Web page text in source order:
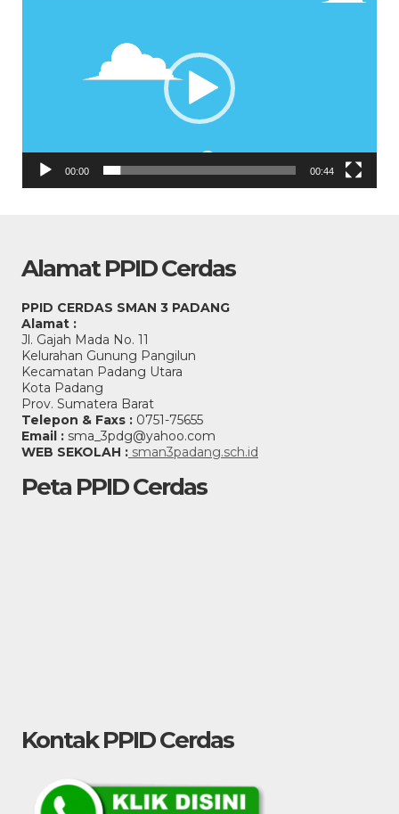
00:00 00:44
Alamat PPID Cerdas
PPID CERDAS SMAN 3 PADANG
Alamat :
Jl. Gajah Mada No. 11
Kelurahan Gunung Pangilun
Kecamatan Padang Utara
Kota Padang
Prov. Sumatera Barat
Telepon & Faxs : 0751-75655
Email : sma_3pdg@yahoo.com
WEB SEKOLAH : sman3padang.sch.id
Peta PPID Cerdas
Kontak PPID Cerdas